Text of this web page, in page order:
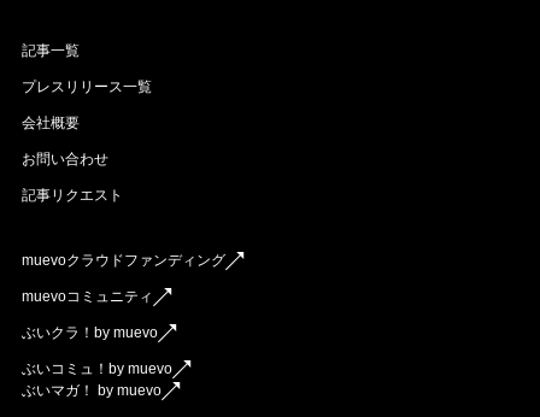
記事一覧
プレスリリース一覧
会社概要
お問い合わせ
記事リクエスト
muevoクラウドファンディング
muevoコミュニティ
ぶいクラ！by muevo
ぶいコミュ！by muevo
ぶいマガ！ by muevo